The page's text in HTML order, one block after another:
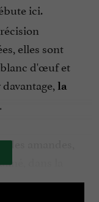
ici.
elles sont
d'œuf et
la
.
amandes,
dans la
lieu de vie en